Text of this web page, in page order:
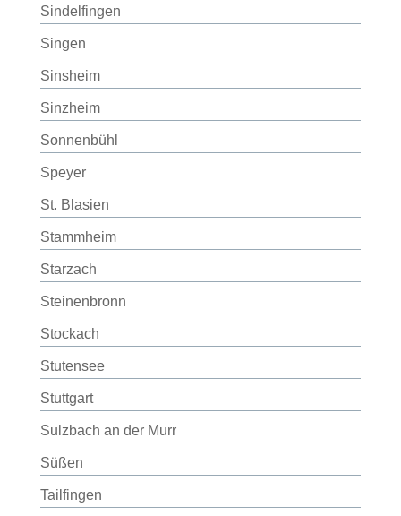
Sindelfingen
Singen
Sinsheim
Sinzheim
Sonnenbühl
Speyer
St. Blasien
Stammheim
Starzach
Steinenbronn
Stockach
Stutensee
Stuttgart
Sulzbach an der Murr
Süßen
Tailfingen